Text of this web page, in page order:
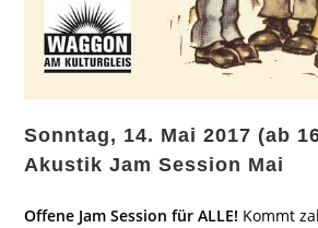
Sonntag, 14. Mai 2017 (ab
Akustik Jam Session Mai
Offene Jam Session für ALLE! Kommt